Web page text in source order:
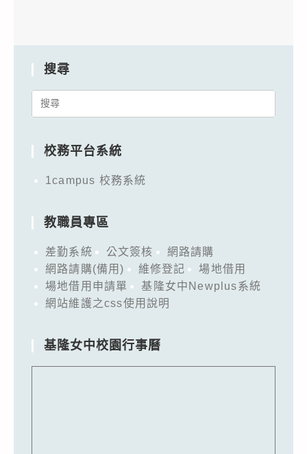
搜尋
Search
校務平台系統
1campus 校務系統
教職員專區
差勤系統 公文簽核
網路請購
網路請購(備用)
維修登記
場地借用
場地借用申請單
基隆女中Newplus系統
網站維護之css使用說明
基隆女中校園行事曆